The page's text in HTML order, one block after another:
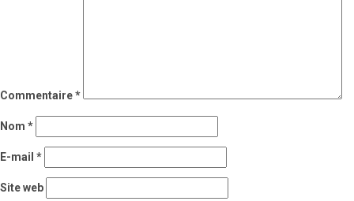
Commentaire*
Nom *
E-mail *
Site web